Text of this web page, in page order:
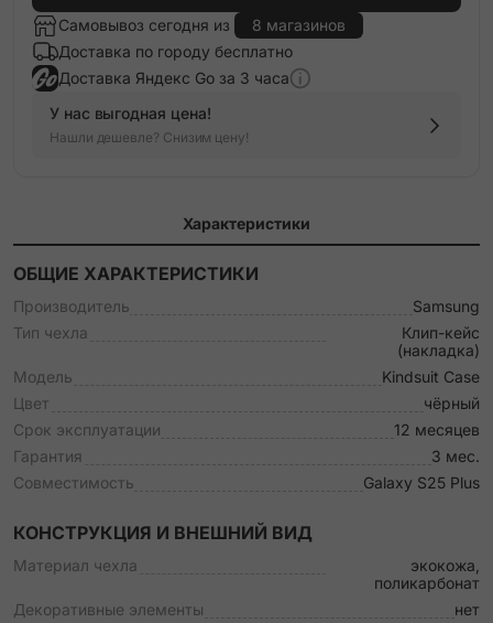
Самовывоз сегодня из
8 магазинов
Доставка по городу бесплатно
Доставка Яндекс Go за 3 часа
У нас выгодная цена!
Нашли дешевле? Снизим цену!
Характеристики
ОБЩИЕ ХАРАКТЕРИСТИКИ
Производитель
Samsung
Тип чехла
Клип-кейс
(накладка)
Модель
Kindsuit Case
Цвет
чёрный
Срок эксплуатации
12 месяцев
Гарантия
3 мес.
Совместимость
Galaxy S25 Plus
КОНСТРУКЦИЯ И ВНЕШНИЙ ВИД
Материал чехла
экокожа,
поликарбонат
Декоративные элементы
нет